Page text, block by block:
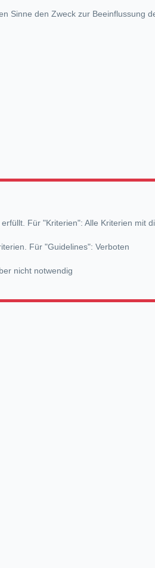
Sinne den Zweck zur Beeinflussung
Für "Kriterien": Alle Kriterien mit
Für "Guidelines": Verboten
nicht notwendig